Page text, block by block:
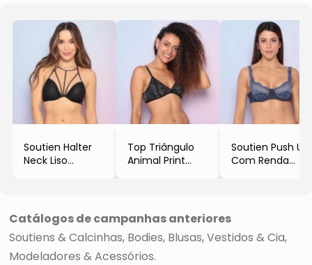
Soutien Halter
Neck Liso
Top Triângulo
Animal Print
Soutien Push Up
Com Renda
Catálogos de campanhas anteriores
Soutiens & Calcinhas Bodies Blusas, Vestidos & Cia
Modeladores & Acessórios